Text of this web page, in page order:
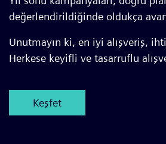
değerlendirildiğinde oldukça
Unutmayın ki, en iyi alışveriş,
Herkese keyifli ve tasarruflu
Keşfet